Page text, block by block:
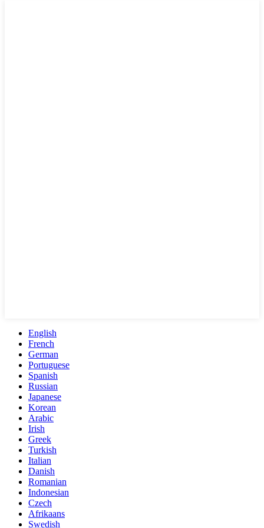
English
French
German
Portuguese
Spanish
Russian
Japanese
Korean
Arabic
Irish
Greek
Turkish
Italian
Danish
Romanian
Indonesian
Czech
Afrikaans
Swedish